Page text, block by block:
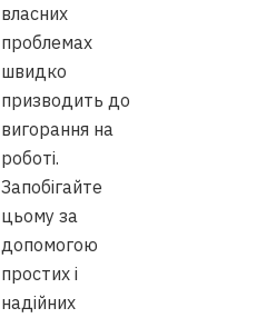
власних
проблемах
швидко
призводить до
вигорання на
роботі.
Запобігайте
цьому за
допомогою
простих і
надійних